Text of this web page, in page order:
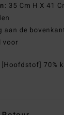
35 Cm H X 41
aan de
voor
[Hoofdstof] 70%